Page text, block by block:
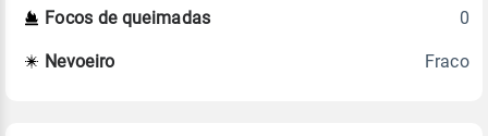
Focos de queimadas 0
Nevoeiro Fraco